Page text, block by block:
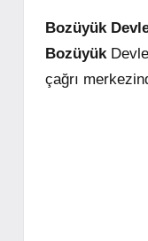
Bozüyük
Bozüyük
çağrı